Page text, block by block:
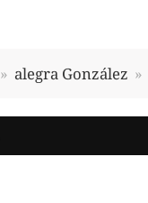
alegra González